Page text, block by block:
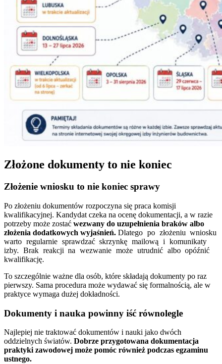
Złożone dokumenty to nie koniec
Złożenie wniosku to nie koniec sprawy
Po złożeniu dokumentów rozpoczyna się praca komisji
kwalifikacyjnej. Kandydat czeka na ocenę dokumentacji, a w razie
potrzeby może zostać wezwany do uzupełnienia braków albo
złożenia dodatkowych wyjaśnień. Dlatego po złożeniu wniosku
warto regularnie sprawdzać skrzynkę mailową i komunikaty
izby. Brak reakcji na wezwanie może utrudnić albo opóźnić
kwalifikację.
To szczególnie ważne dla osób, które składają dokumenty po raz
pierwszy. Sama procedura może wydawać się formalnością, ale w
praktyce wymaga dużej dokładności.
Dokumenty i nauka powinny iść równolegle
Najlepiej nie traktować dokumentów i nauki jako dwóch
oddzielnych światów. Dobrze przygotowana dokumentacja
praktyki zawodowej może pomóc również podczas egzaminu
ustnego.